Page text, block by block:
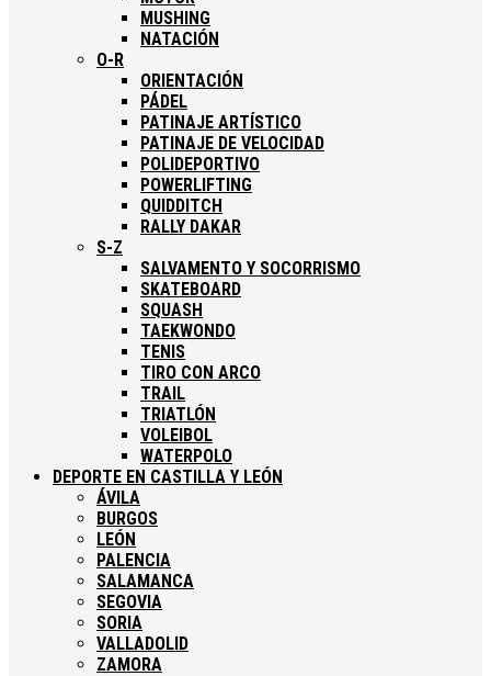
MUSHING
NATACIÓN
O-R
ORIENTACIÓN
PÁDEL
PATINAJE ARTÍSTICO
PATINAJE DE VELOCIDAD
POLIDEPORTIVO
POWERLIFTING
QUIDDITCH
RALLY DAKAR
S-Z
SALVAMENTO Y SOCORRISMO
SKATEBOARD
SQUASH
TAEKWONDO
TENIS
TIRO CON ARCO
TRAIL
TRIATLÓN
VOLEIBOL
WATERPOLO
DEPORTE EN CASTILLA Y LEÓN
ÁVILA
BURGOS
LEÓN
PALENCIA
SALAMANCA
SEGOVIA
SORIA
VALLADOLID
ZAMORA